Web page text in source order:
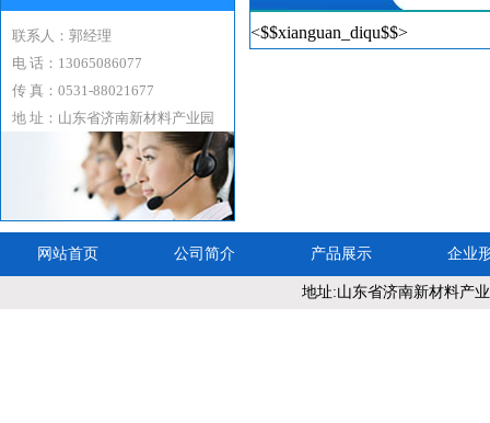
异戊烯醛,异戊烯醇,环戊酮,
燃料系列，橡胶塑料系列,,
<$$xianguan_diqu$$>
联系人：郭经理
电 话：13065086077
传 真：0531-88021677
地 址：山东省济南新材料产业园
网站首页 公司简介 产品展示 企业
地址:山东省济南新材料产